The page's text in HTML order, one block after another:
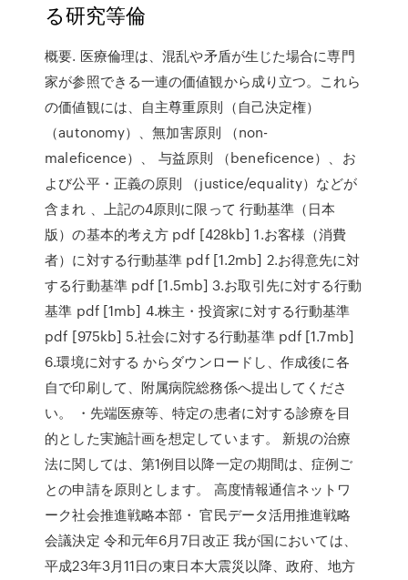
る研究等倫
概要. 医療倫理は、混乱や矛盾が生じた場合に専門
家が参照できる一連の価値観から成り立つ。これら
の価値観には、自主尊重原則（自己決定権）
（autonomy）、無加害原則 （non-
maleficence）、 与益原則 （beneficence）、お
よび公平・正義の原則 （justice/equality）などが
含まれ 、上記の4原則に限って 行動基準（日本
版）の基本的考え方 pdf [428kb] 1.お客様（消費
者）に対する行動基準 pdf [1.2mb] 2.お得意先に対
する行動基準 pdf [1.5mb] 3.お取引先に対する行動
基準 pdf [1mb] 4.株主・投資家に対する行動基準
pdf [975kb] 5.社会に対する行動基準 pdf [1.7mb]
6.環境に対する からダウンロードし、作成後に各
自で印刷して、附属病院総務係へ提出してくださ
い。 ・先端医療等、特定の患者に対する診療を目
的とした実施計画を想定しています。 新規の治療
法に関しては、第1例目以降一定の期間は、症例ご
との申請を原則とします。 高度情報通信ネットワ
ーク社会推進戦略本部・ 官民データ活用推進戦略
会議決定 令和元年6月7日改正 我が国においては、
平成23年3月11日の東日本大震災以降、政府、地方